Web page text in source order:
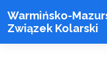
Warmińsko-
Związek Kolarski